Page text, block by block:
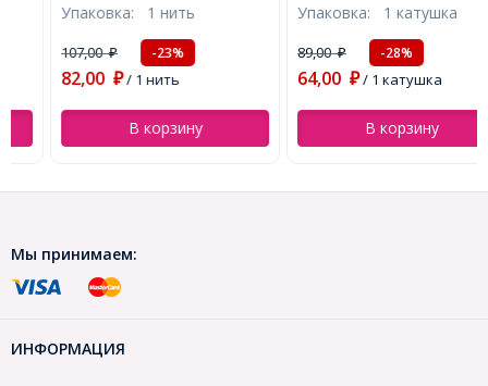
Золотистый, Диаметр:
6мм, Отв. 1мм, около
145шт/87см/нить,
(УТ000007938)
Упаковка:1 нить
107,00₽ -23%
82,00 ₽/ 1 нить
В корзину
около 10м/катушка,
Упаковка:1 катушка
89,00₽ -28%
64,00 ₽/ 1 катушка
В корзину
Мы принимаем:
ИНФОРМАЦИЯ